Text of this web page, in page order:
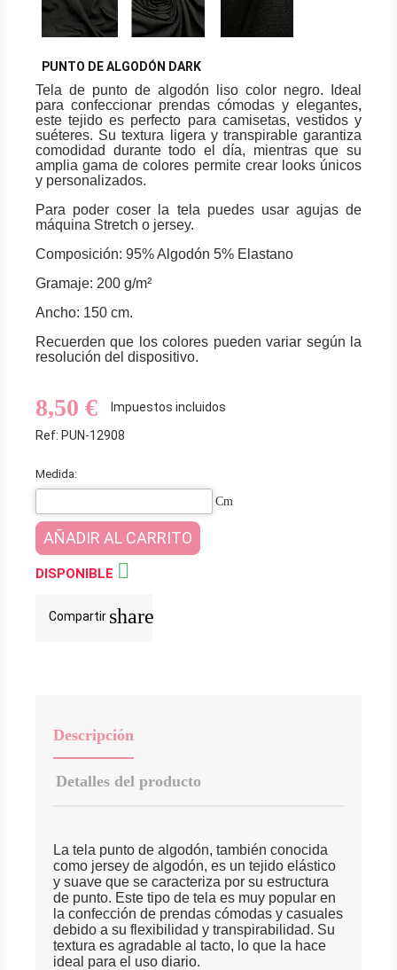
PUNTO DE ALGODÓN DARK
Tela de punto de algodón liso color negro. Ideal
para confeccionar prendas cómodas y elegantes,
este tejido es perfecto para camisetas, vestidos y
suéteres. Su textura ligera y transpirable garantiza
comodidad durante todo el día, mientras que su
amplia gama de colores permite crear looks únicos
y personalizados.
Para poder coser la tela puedes usar agujas de
máquina Stretch o jersey.
Composición: 95% Algodón 5% Elastano
Gramaje: 200 g/m²
Ancho: 150 cm.
Recuerden que los colores pueden variar según la
resolución del dispositivo.
8,50 €
Impuestos incluidos
Ref: PUN-12908
Medida:
Cm
AÑADIR AL CARRITO
DISPONIBLE 
Compartir share
Descripción
Detalles del producto
La tela punto de algodón, también conocida
como jersey de algodón, es un tejido elástico
y suave que se caracteriza por su estructura
de punto. Este tipo de tela es muy popular en
la confección de prendas cómodas y casuales
debido a su flexibilidad y transpirabilidad. Su
textura es agradable al tacto, lo que la hace
ideal para el uso diario.